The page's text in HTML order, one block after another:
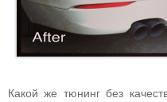
Какой же тюнинг без